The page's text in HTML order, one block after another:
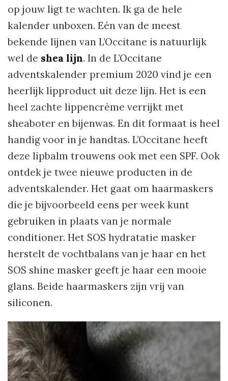
op jouw ligt te wachten. Ik ga de hele
kalender unboxen. Eén van de meest
bekende lijnen van L’Occitane is natuurlijk
wel de shea lijn. In de L’Occitane
adventskalender premium 2020 vind je een
heerlijk lipproduct uit deze lijn. Het is een
heel zachte lippencrème verrijkt met
sheaboter en bijenwas. En dit formaat is heel
handig voor in je handtas. L’Occitane heeft
deze lipbalm trouwens ook met een SPF. Ook
ontdek je twee nieuwe producten in de
adventskalender. Het gaat om haarmaskers
die je bijvoorbeeld eens per week kunt
gebruiken in plaats van je normale
conditioner. Het SOS hydratatie masker
herstelt de vochtbalans van je haar en het
SOS shine masker geeft je haar een mooie
glans. Beide haarmaskers zijn vrij van
siliconen.